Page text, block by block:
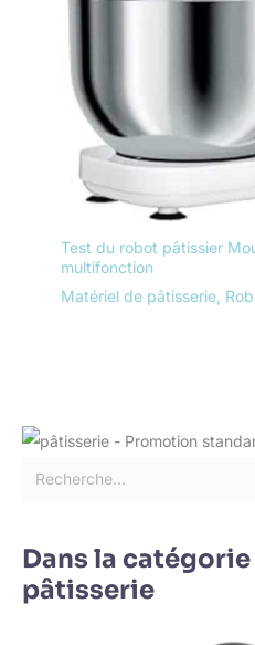
Test du robot pâtissier
multifonction
Matériel de pâtisserie,
Dans la
pâtisserie